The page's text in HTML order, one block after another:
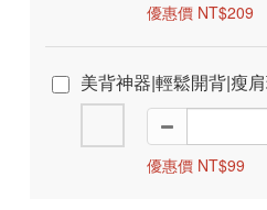
優惠價 NT$209
美背神器|輕鬆開背|瘦
優惠價 NT$99